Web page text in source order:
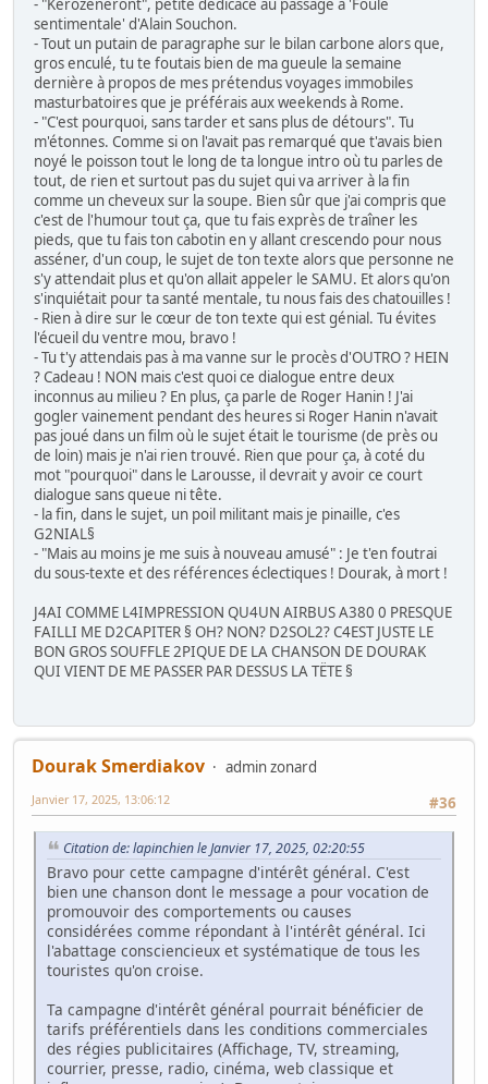
- "Kérozèneront", petite dédicace au passage à 'Foule
sentimentale' d'Alain Souchon.
- Tout un putain de paragraphe sur le bilan carbone alors que,
gros enculé, tu te foutais bien de ma gueule la semaine
dernière à propos de mes prétendus voyages immobiles
masturbatoires que je préférais aux weekends à Rome.
- "C'est pourquoi, sans tarder et sans plus de détours". Tu
m'étonnes. Comme si on l'avait pas remarqué que t'avais bien
noyé le poisson tout le long de ta longue intro où tu parles de
tout, de rien et surtout pas du sujet qui va arriver à la fin
comme un cheveux sur la soupe. Bien sûr que j'ai compris que
c'est de l'humour tout ça, que tu fais exprès de traîner les
pieds, que tu fais ton cabotin en y allant crescendo pour nous
asséner, d'un coup, le sujet de ton texte alors que personne ne
s'y attendait plus et qu'on allait appeler le SAMU. Et alors qu'on
s'inquiétait pour ta santé mentale, tu nous fais des chatouilles !
- Rien à dire sur le cœur de ton texte qui est génial. Tu évites
l'écueil du ventre mou, bravo !
- Tu t'y attendais pas à ma vanne sur le procès d'OUTRO ? HEIN
? Cadeau ! NON mais c'est quoi ce dialogue entre deux
inconnus au milieu ? En plus, ça parle de Roger Hanin ! J'ai
gogler vainement pendant des heures si Roger Hanin n'avait
pas joué dans un film où le sujet était le tourisme (de près ou
de loin) mais je n'ai rien trouvé. Rien que pour ça, à coté du
mot "pourquoi" dans le Larousse, il devrait y avoir ce court
dialogue sans queue ni tête.
- la fin, dans le sujet, un poil militant mais je pinaille, c'es
G2NIAL§
- "Mais au moins je me suis à nouveau amusé" : Je t'en foutrai
du sous-texte et des références éclectiques ! Dourak, à mort !
J4AI COMME L4IMPRESSION QU4UN AIRBUS A380 0 PRESQUE
FAILLI ME D2CAPITER § OH? NON? D2SOL2? C4EST JUSTE LE
BON GROS SOUFFLE 2PIQUE DE LA CHANSON DE DOURAK
QUI VIENT DE ME PASSER PAR DESSUS LA TËTE §
Dourak Smerdiakov
admin zonard
#36
Janvier 17, 2025, 13:06:12
Citation de: lapinchien le Janvier 17, 2025, 02:20:55
Bravo pour cette campagne d'intérêt général. C'est
bien une chanson dont le message a pour vocation de
promouvoir des comportements ou causes
considérées comme répondant à l'intérêt général. Ici
l'abattage consciencieux et systématique de tous les
touristes qu'on croise.
Ta campagne d'intérêt général pourrait bénéficier de
tarifs préférentiels dans les conditions commerciales
des régies publicitaires (Affichage, TV, streaming,
courrier, presse, radio, cinéma, web classique et